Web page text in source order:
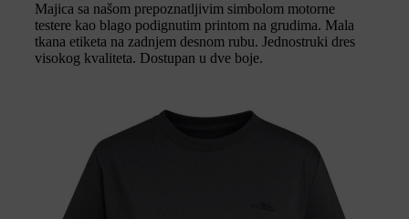
Majica sa našom prepoznatljivim simbolom motorne
testere kao blago podignutim printom na grudima. Mala
tkana etiketa na zadnjem desnom rubu. Jednostruki dres
visokog kvaliteta. Dostupan u dve boje.